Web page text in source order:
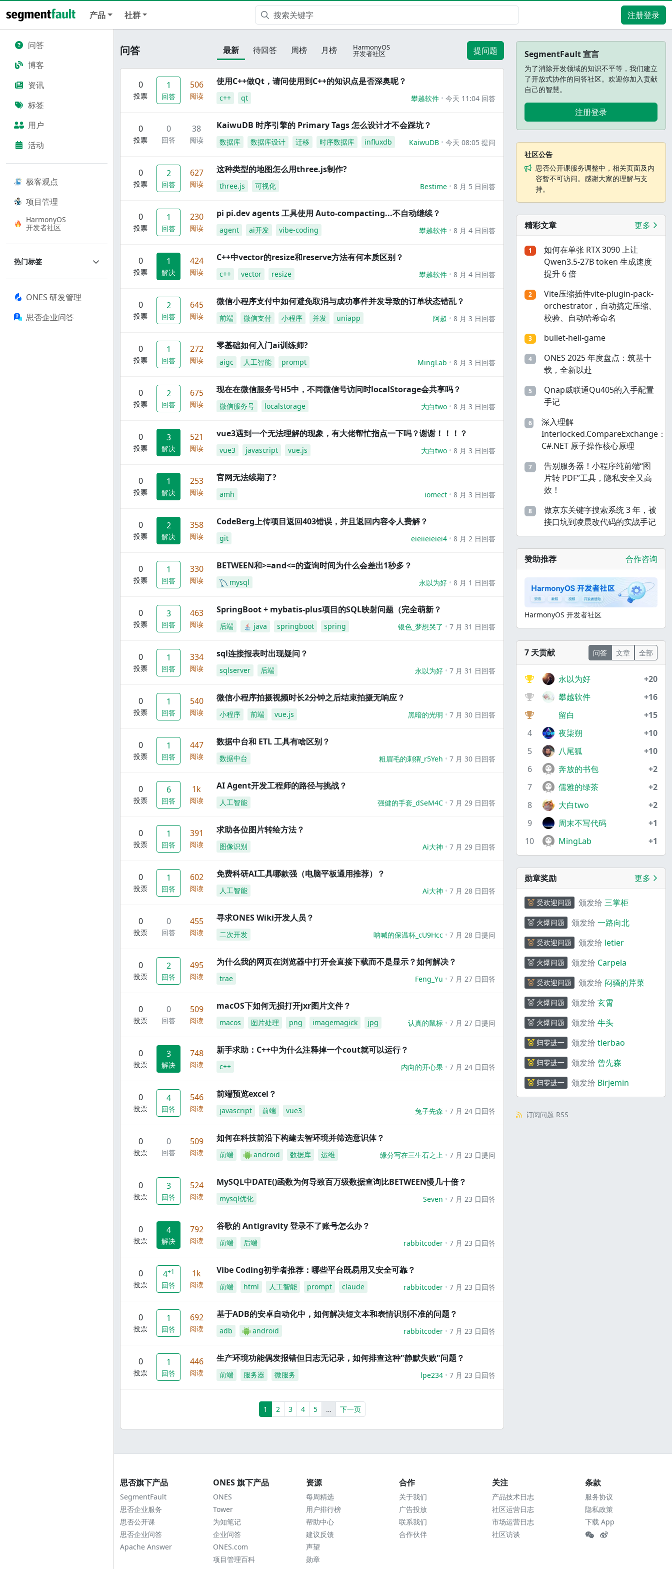
产品 社群 注册登录
问答
博客
资讯
标签
用户
活动
极客观点
项目管理
HarmonyOS
开发者社区
热门标签
ONES 研发管理
思否企业问答
问答 最新 待回答 周榜 月榜 HarmonyOS
开发者社区 提问题
0
投票
1
回答
506
阅读
使用C++做Qt，请问使用到C++的知识点是否深奥呢？
c++ qt 攀越软件 今天 11:04 回答
0
投票
0
回答
38
阅读
KaiwuDB 时序引擎的 Primary Tags 怎么设计才不会踩坑？
数据库 数据库设计 迁移 时序数据库 influxdb KaiwuDB 今天 08:05 提问
0
投票
2
回答
627
阅读
这种类型的地图怎么用three.js制作?
three.js 可视化 Bestime 8 月 5 日回答
0
投票
1
回答
230
阅读
pi pi.dev agents 工具使用 Auto-compacting...不自动继续？
agent ai开发 vibe-coding 攀越软件 8 月 4 日回答
0
投票
1
解决
424
阅读
C++中vector的resize和reserve方法有何本质区别？
c++ vector resize 攀越软件 8 月 4 日回答
0
投票
2
回答
645
阅读
微信小程序支付中如何避免取消与成功事件并发导致的订单状态错乱？
前端 微信支付 小程序 并发 uniapp 阿超 8 月 3 日回答
0
投票
1
回答
272
阅读
零基础如何入门ai训练师?
aigc 人工智能 prompt MingLab 8 月 3 日回答
0
投票
2
回答
675
阅读
现在在微信服务号H5中，不同微信号访问时localStorage会共享吗？
微信服务号 localstorage 大白two 8 月 3 日回答
0
投票
3
解决
521
阅读
vue3遇到一个无法理解的现象，有大佬帮忙指点一下吗？谢谢！！！？
vue3 javascript vue.js 大白two 8 月 3 日回答
0
投票
1
解决
253
阅读
官网无法续期了?
amh iomect 8 月 3 日回答
0
投票
2
解决
358
阅读
CodeBerg上传项目返回403错误，并且返回内容令人费解？
git eieiieieiei4 8 月 2 日回答
0
投票
1
回答
330
阅读
BETWEEN和>=and<=的查询时间为什么会差出1秒多？
mysql 永以为好 8 月 1 日回答
0
投票
3
回答
463
阅读
SpringBoot + mybatis-plus项目的SQL映射问题（完全萌新？
后端 java springboot spring 银色_梦想哭了 7 月 31 日回答
0
投票
1
回答
334
阅读
sql连接报表时出现疑问？
sqlserver 后端 永以为好 7 月 31 日回答
0
投票
1
回答
540
阅读
微信小程序拍摄视频时长2分钟之后结束拍摄无响应？
小程序 前端 vue.js 黑暗的光明 7 月 30 日回答
0
投票
1
回答
447
阅读
数据中台和 ETL 工具有啥区别？
数据中台 粗眉毛的刺猬_r5Yeh 7 月 30 日回答
0
投票
6
回答
1k
阅读
AI Agent开发工程师的路径与挑战？
人工智能 强健的手套_dSeM4C 7 月 29 日回答
0
投票
1
回答
391
阅读
求助各位图片转绘方法？
图像识别 Ai大神 7 月 29 日回答
0
投票
1
回答
602
阅读
免费科研AI工具哪款强（电脑平板通用推荐）？
人工智能 Ai大神 7 月 28 日回答
0
投票
0
回答
455
阅读
寻求ONES Wiki开发人员？
二次开发 呐喊的保温杯_cU9Hcc 7 月 28 日提问
0
投票
2
回答
495
阅读
为什么我的网页在浏览器中打开会直接下载而不是显示？如何解决？
trae Feng_Yu 7 月 27 日回答
0
投票
0
回答
509
阅读
macOS下如何无损打开jxr图片文件？
macos 图片处理 png imagemagick jpg 认真的鼠标 7 月 27 日提问
0
投票
3
解决
748
阅读
新手求助：C++中为什么注释掉一个cout就可以运行？
c++ 内向的开心果 7 月 24 日回答
0
投票
4
回答
546
阅读
前端预览excel？
javascript 前端 vue3 兔子先森 7 月 24 日回答
0
投票
0
回答
509
阅读
如何在科技前沿下构建去智环境并筛选意识体？
前端 android 数据库 运维 缘分写在三生石之上 7 月 23 日提问
0
投票
3
回答
524
阅读
MySQL中DATE()函数为何导致百万级数据查询比BETWEEN慢几十倍？
mysql优化 Seven 7 月 23 日回答
0
投票
4
解决
792
阅读
谷歌的 Antigravity 登录不了账号怎么办？
前端 后端 rabbitcoder 7 月 23 日回答
0
投票
4+1
回答
1k
阅读
Vibe Coding初学者推荐：哪些平台既易用又安全可靠？
前端 html 人工智能 prompt claude rabbitcoder 7 月 23 日回答
0
投票
1
回答
692
阅读
基于ADB的安卓自动化中，如何解决短文本和表情识别不准的问题？
adb android rabbitcoder 7 月 23 日回答
0
投票
1
回答
446
阅读
生产环境功能偶发报错但日志无记录，如何排查这种"静默失败"问题？
前端 服务器 微服务 lpe234 7 月 23 日回答
1 (current)
2 3 4 5 …More下一页
SegmentFault 宣言
为了消除开发领域的知识不平等，我们建立
了开放式协作的问答社区。欢迎你加入贡献
自己的智慧。
注册登录
社区公告
思否公开课服务调整中，相关页面及内
容暂不可访问。感谢大家的理解与支
持。
精彩文章 更多
1
如何在单张 RTX 3090 上让
Qwen3.5-27B token 生成速度
提升 6 倍
2
Vite压缩插件vite-plugin-pack-
orchestrator，自动搞定压缩、
校验、自动哈希命名
3 bullet-hell-game
4
ONES 2025 年度盘点：筑基十
载，全新以赴
5
Qnap威联通Qu405的入手配置
手记
6
深入理解
Interlocked.CompareExchange：
C#.NET 原子操作核心原理
7
告别服务器！小程序纯前端“图
片转 PDF”工具，隐私安全又高
效！
8
做京东关键字搜索系统 3 年，被
接口坑到凌晨改代码的实战手记
赞助推荐 合作咨询
HarmonyOS 开发者社区
7 天贡献 问答 文章 全部
永以为好
+20
攀越软件
+16
留白
+15
4
夜柒朔
+10
5
八尾狐
+10
6
奔放的书包
+2
7
儒雅的绿茶
+2
8
大白two
+2
9
周末不写代码
+1
10
MingLab +1
勋章奖励 更多
受欢迎问题 颁发给 三掌柜
火爆问题 颁发给 一路向北
受欢迎问题 颁发给 letier
火爆问题 颁发给 Carpela
受欢迎问题 颁发给 闷骚的芹菜
火爆问题 颁发给 玄霄
火爆问题 颁发给 牛头
归零进一 颁发给 tlerbao
归零进一 颁发给 曾先森
归零进一 颁发给 Birjemin
订阅问题 RSS
思否旗下产品
SegmentFault
思否企业服务
思否公开课
思否企业问答
Apache Answer
ONES 旗下产品
ONES
Tower
为知笔记
企业问答
ONES.com
项目管理百科
资源
每周精选
用户排行榜
帮助中心
建议反馈
声望
勋章
合作
关于我们
广告投放
联系我们
合作伙伴
关注
产品技术日志
社区运营日志
市场运营日志
社区访谈
条款
服务协议
隐私政策
下载 App